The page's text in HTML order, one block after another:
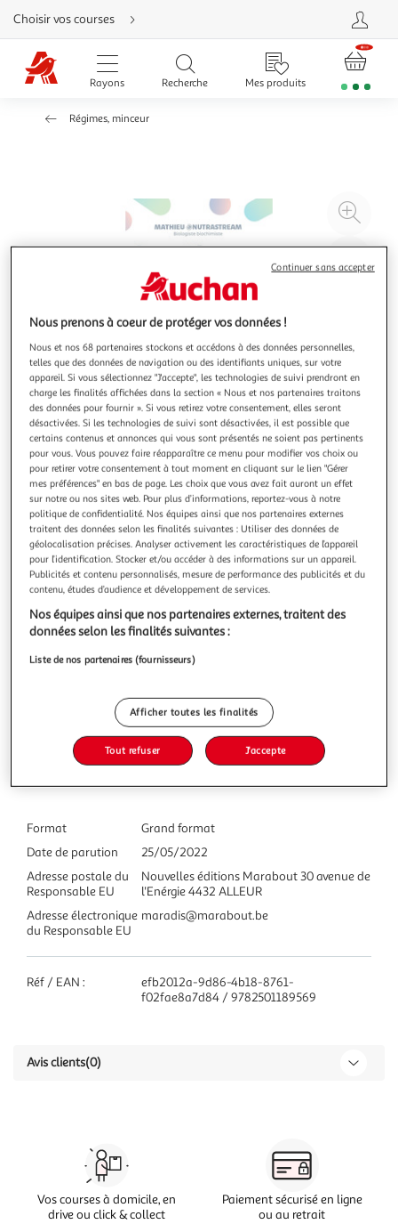
Aller
directement
au
contenu
Aller
directement
Aller
d'aide
Choisir vos courses
Rayons Recherche Mes produits
Régimes, minceur
à
COMPLEMENTS ALIMENTAIRES. LA REVOLUTION
SANTE, Mathieu@Nutrastream
Saviez-vous que le magnésium peut être un super allié
pour votre mémoire ? Que le zinc peut aider lors des règles
douloureuses ? Que le collagène est utile en cas de
tendinopathie ? Bienvenue dans l'univers extraordinaire des
compléments alimentaires ! Je suis Mathieu @nutrastream,
biologiste biochi
En savoir +
Vous voulez connaître le prix de ce produit ?
Afficher le prix
Caractéristiques
Format
Grand format
Date de parution
25/05/2022
Adresse postale du
Responsable EU
Nouvelles éditions Marabout 30 avenue de
l'Enérgie 4432 ALLEUR
Adresse électronique
du Responsable EU
maradis@marabout.be
Réf / EAN :
efb2012a-9d86-4b18-8761-
f02fae8a7d84 / 9782501189569
Avis clients(0)
Vos courses à domicile, en
drive ou click & collect
Paiement sécurisé en ligne
ou au retrait
Nous prenons à coeur de protéger vos données !
Nous et nos 68 partenaires stockons et accédons à des données personnelles,
telles que des données de navigation ou des identifiants uniques, sur votre
appareil. Si vous sélectionnez "J'accepte", les technologies de suivi prendront en
charge les finalités affichées dans la section « Nous et nos partenaires traitons
des données pour fournir ». Si vous retirez votre consentement, elles seront
désactivées. Si les technologies de suivi sont désactivées, il est possible que
certains contenus et annonces qui vous sont présentés ne soient pas pertinents
pour vous. Vous pouvez faire réapparaître ce menu pour modifier vos choix ou
pour retirer votre consentement à tout moment en cliquant sur le lien "Gérer
mes préférences" en bas de page. Les choix que vous avez fait auront un effet
sur notre ou nos sites web. Pour plus d’informations, reportez-vous à notre
politique de confidentialité. Nos équipes ainsi que nos partenaires externes
traitent des données selon les finalités suivantes : Utiliser des données de
géolocalisation précises. Analyser activement les caractéristiques de l’appareil
pour l’identification. Stocker et/ou accéder à des informations sur un appareil.
Publicités et contenu personnalisés, mesure de performance des publicités et du
contenu, études d’audience et développement de services.
Nos équipes ainsi que nos partenaires externes, traitent des
données selon les finalités suivantes :
Liste de nos partenaires (fournisseurs)
Afficher toutes les finalités
Tout refuser J'accepte
Continuer sans accepter